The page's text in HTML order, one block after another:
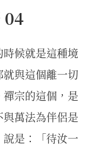
04
候就是這種境
與這個離一切
宗的這個，是
萬法為伴侶是
是：「待汝一